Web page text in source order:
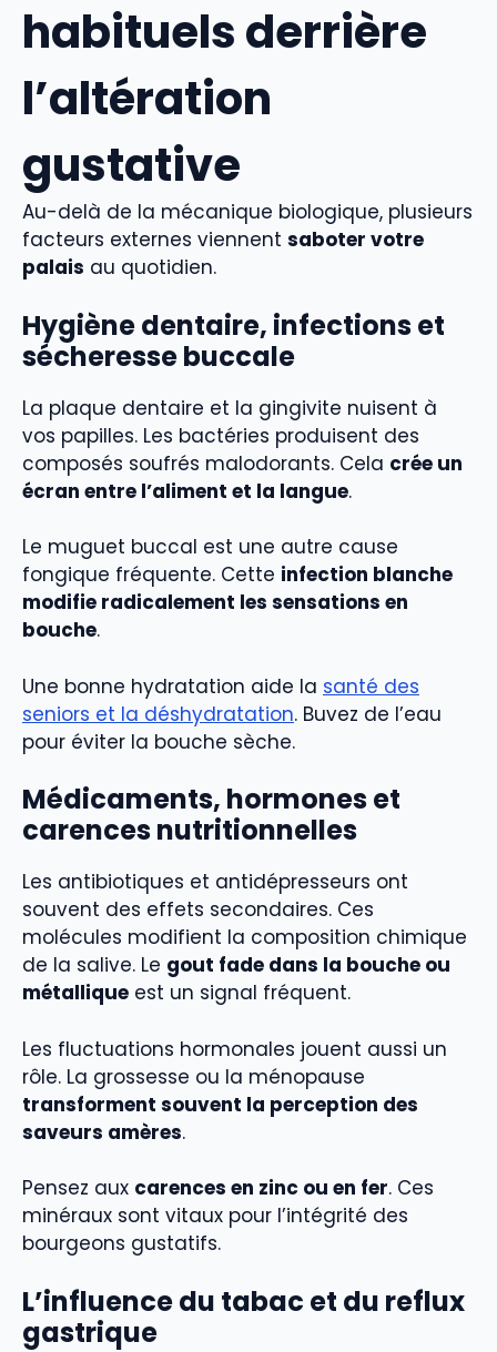
habituels derrière
l’altération
gustative
Au-delà de la mécanique biologique, plusieurs
facteurs externes viennent saboter votre
palais au quotidien.
Hygiène dentaire, infections et
sécheresse buccale
La plaque dentaire et la gingivite nuisent à
vos papilles. Les bactéries produisent des
composés soufrés malodorants. Cela crée un
écran entre l’aliment et la langue.
Le muguet buccal est une autre cause
fongique fréquente. Cette infection blanche
modifie radicalement les sensations en
bouche.
Une bonne hydratation aide la santé des
seniors et la déshydratation. Buvez de l’eau
pour éviter la bouche sèche.
Médicaments, hormones et
carences nutritionnelles
Les antibiotiques et antidépresseurs ont
souvent des effets secondaires. Ces
molécules modifient la composition chimique
de la salive. Le gout fade dans la bouche ou
métallique est un signal fréquent.
Les fluctuations hormonales jouent aussi un
rôle. La grossesse ou la ménopause
transforment souvent la perception des
saveurs amères.
Pensez aux carences en zinc ou en fer. Ces
minéraux sont vitaux pour l’intégrité des
bourgeons gustatifs.
L’influence du tabac et du reflux
gastrique